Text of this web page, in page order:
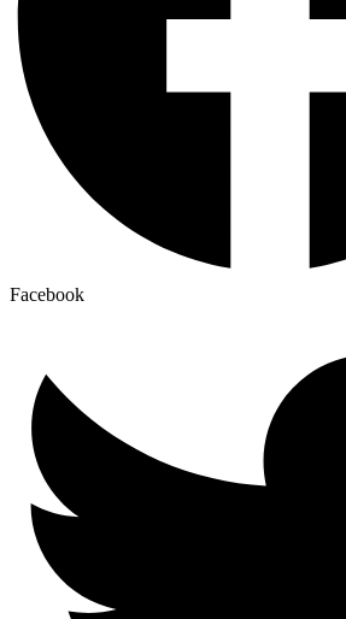
Facebook